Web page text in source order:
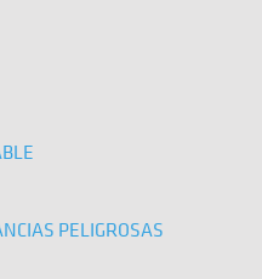
PELIGROSAS